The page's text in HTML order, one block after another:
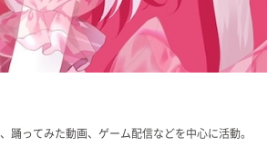
ってみた動画、ゲーム配信などを中心に活動。